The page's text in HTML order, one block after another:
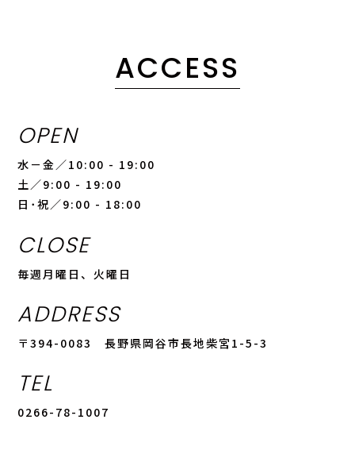
ACCESS
OPEN
水－金／10:00 - 19:00
土／9:00 - 19:00
日･祝／9:00 - 18:00
CLOSE
毎週月曜日、火曜日
ADDRESS
〒394-0083 長野県岡谷市長地柴宮1-5-3
TEL
0266-78-1007